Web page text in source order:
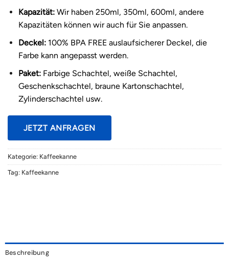
Kapazität:Wir haben 250ml, 350ml, 600ml, andere
Kapazitäten können wir auch für Sie anpassen.
Deckel: 100% BPA FREE auslaufsicherer Deckel, die
Farbe kann angepasst werden.
Paket: Farbige Schachtel, weiße Schachtel,
Geschenkschachtel, braune Kartonschachtel,
Zylinderschachtel usw.
JETZT ANFRAGEN
Kategorie: Kaffeekanne
Tag: Kaffeekanne
Beschreibung